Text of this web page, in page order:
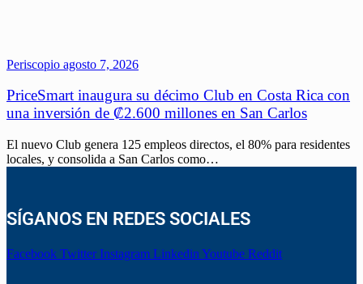
Periscopio agosto 7, 2026
PriceSmart inaugura su décimo Club en Costa Rica con
una inversión de ₡2.600 millones en San Carlos
El nuevo Club genera 125 empleos directos, el 80% para residentes
locales, y consolida a San Carlos como…
SÍGANOS EN REDES SOCIALES
Facebook Twitter Instagram Linkedin Youtube Reddit